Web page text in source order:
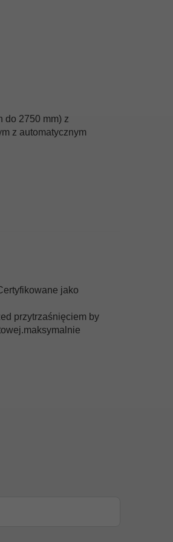
do 2750 mm) z
z automatycznym
jako
przytrzaśnięciem by
maksymalnie